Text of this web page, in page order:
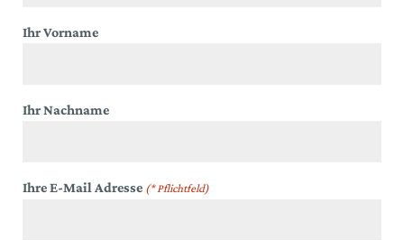
Ihr Vorname
Ihr Nachname
Ihre E-Mail Adresse (* Pflichtfeld)